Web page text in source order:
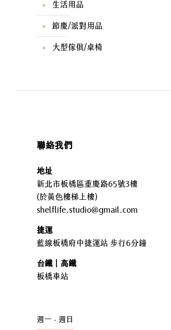
生活用品
節慶/派對用品
大型傢俱/桌椅
聯絡我們
地址
新北市板橋區重慶路65號3樓
(於黃色樓梯上樓)
shelflife.studio@gmail.com
捷運
藍線板橋府中捷運站 步行6分鐘
台鐵｜高鐵
板橋車站
週一 - 週日